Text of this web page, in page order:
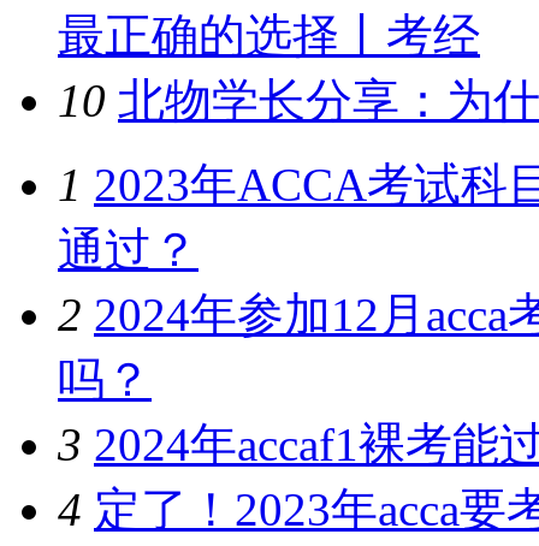
最正确的选择丨考经
10 北物学长分享：为
1 2023年ACCA考试科
通过？
2 2024年参加12月
吗？
3 2024年accaf1裸考能
4 定了！2023年acca